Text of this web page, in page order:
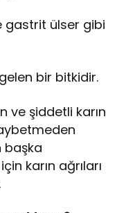
gastrit ülser gibi
bir bitkidir.
ve şiddetli karın
başka
karın ağrıları